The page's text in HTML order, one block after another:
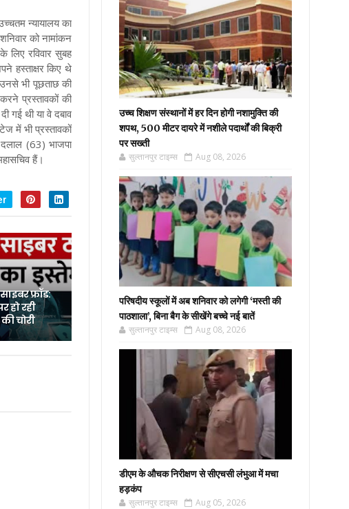
न्यायालय का
को नामांकन
लिए रविवार सुबह
हस्ताक्षर किए थे
उनसे भी पूछताछ की
करने प्रस्तावकों की
गई थी या वे दबाव
में भी प्रस्तावकों
(63) भाजपा
हैं।
फ्रॉड:
हो रही
चोरी
उच्च शिक्षण संस्थानों में हर दिन होगी नशामुक्ति की
शपथ, 500 मीटर दायरे में नशीले पदार्थों की बिक्री
पर सख्ती
सुल्तानपुर टाइम्स Aug 08, 2026
परिषदीय स्कूलों में अब शनिवार को लगेगी ‘मस्ती की
पाठशाला’, बिना बैग के सीखेंगे बच्चे नई बातें
सुल्तानपुर टाइम्स Aug 08, 2026
डीएम के औचक निरीक्षण से सीएचसी लंभुआ में मचा
हड़कंप
सुल्तानपुर टाइम्स Aug 05, 2026